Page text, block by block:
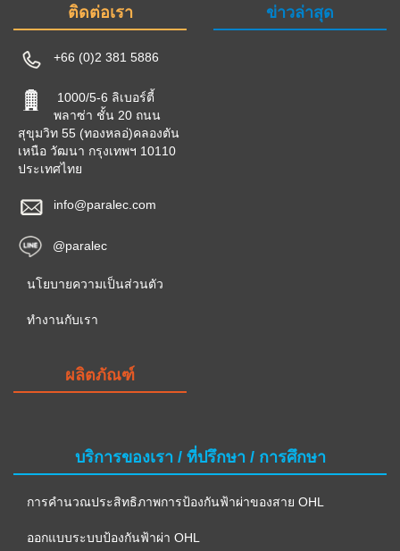
ติดต่อเรา
+66 (0)2 381 5886
1000/5-6 ลิเบอร์ตี้
พลาซ่า ชั้น 20 ถนน
สุขุมวิท 55 (ทองหลอ่)คลองตัน
เหนือ วัฒนา กรุงเทพฯ 10110
ประเทศไทย
info@paralec.com
@paralec
นโยบายความเป็นส่วนตัว
ทำงานกับเรา
ข่าวล่าสุด
ผลิตภัณฑ์
บริการของเรา / ที่ปรึกษา / การศึกษา
การคำนวณประสิทธิภาพการป้องกันฟ้าผ่าของสาย OHL
ออกแบบระบบป้องกันฟ้าผ่า OHL